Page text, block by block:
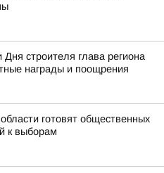
строителя глава региона
награды и поощрения
готовят общественных
к выборам